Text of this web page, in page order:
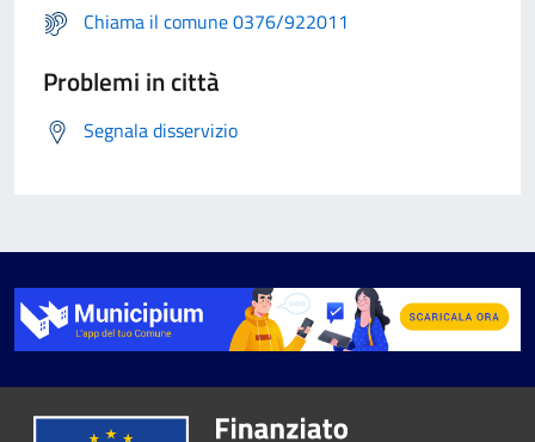
Chiama il comune 0376/922011
Problemi in città
Segnala disservizio